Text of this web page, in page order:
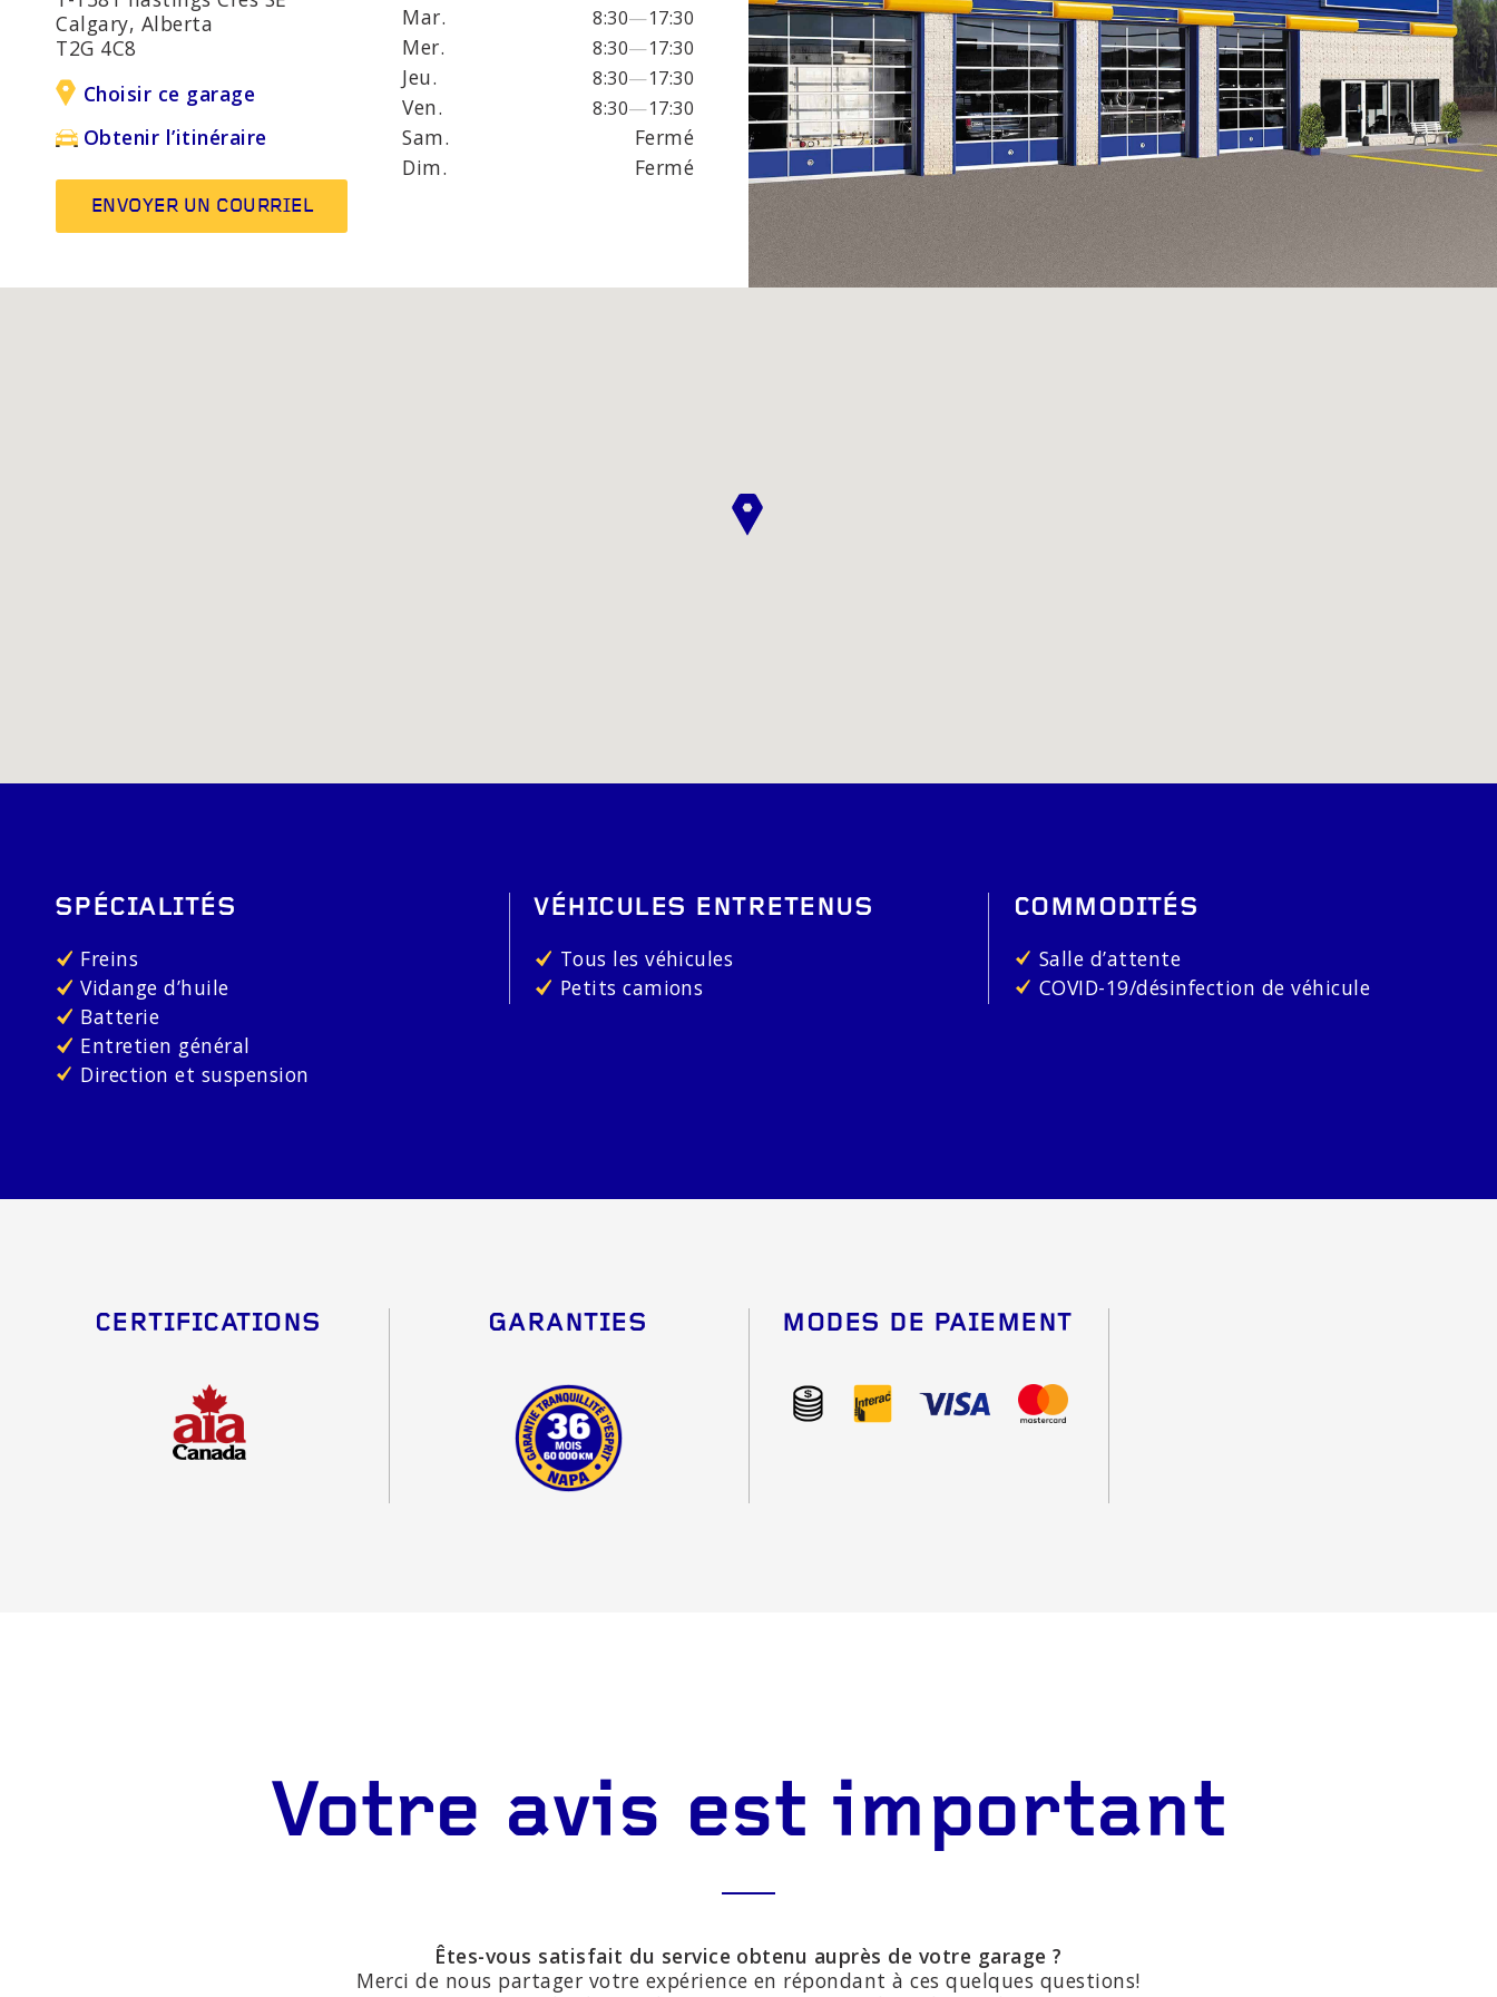
AUTRES SERVICES
Système d'échappement et
silencieux
Freins
Suspension
Calgary, Alberta
T2G 4C8
Choisir ce garage
Obtenir l’itinéraire
ENVOYER UN COURRIEL
Mar. 8:30—17:30
Mer. 8:30—17:30
Jeu. 8:30—17:30
Ven. 8:30—17:30
Sam.
Fermé
Dim.
Fermé
SPÉCIALITÉS
Freins
Vidange d’huile
Batterie
Entretien général
Direction et suspension
VÉHICULES ENTRETENUS
Tous les véhicules
Petits camions
COMMODITÉS
Salle d’attente
COVID-19/désinfection de véhicule
CERTIFICATIONS GARANTIES MODES DE PAIEMENT
Votre avis est important
Êtes-vous satisfait du service obtenu auprès de votre garage ?
Merci de nous partager votre expérience en répondant à ces quelques questions!